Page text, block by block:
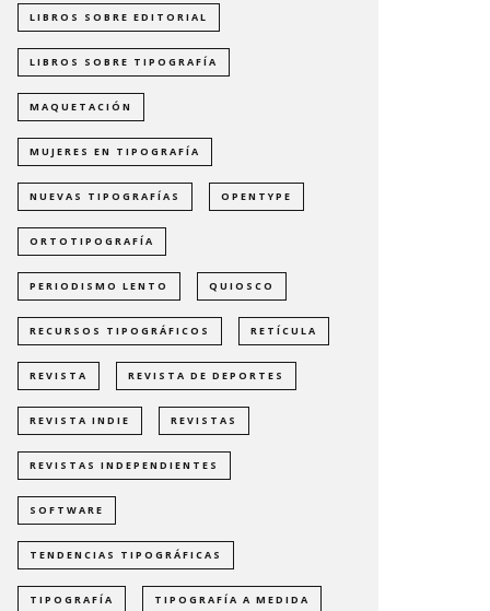
LIBROS SOBRE EDITORIAL
LIBROS SOBRE TIPOGRAFÍA
MAQUETACIÓN
MUJERES EN TIPOGRAFÍA
NUEVAS TIPOGRAFÍAS OPENTYPE
ORTOTIPOGRAFÍA
PERIODISMO LENTO QUIOSCO
RECURSOS TIPOGRÁFICOS RETÍCULA
REVISTA REVISTA DE DEPORTES
REVISTA INDIE REVISTAS
REVISTAS INDEPENDIENTES
SOFTWARE
TENDENCIAS TIPOGRÁFICAS
TIPOGRAFÍA TIPOGRAFÍA A MEDIDA